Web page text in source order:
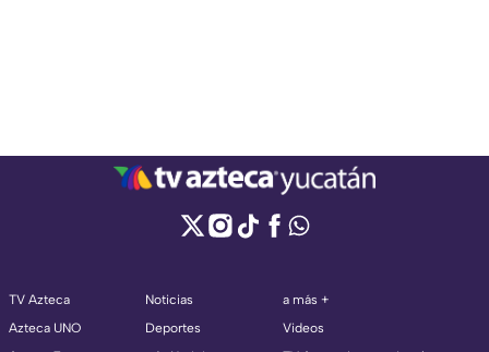
TV Azteca
Azteca UNO
Noticias
Deportes
a más +
Videos